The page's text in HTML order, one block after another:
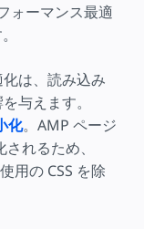
ォーマンス最適
は、読み込み
与えます。
化。AMP ページ
れるため、
用の CSS を除